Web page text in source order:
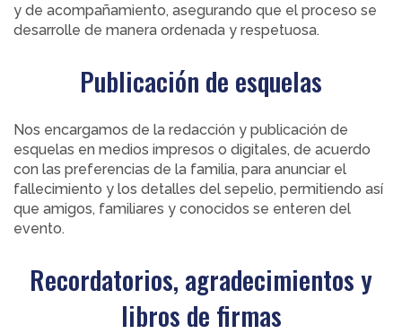
y de acompañamiento, asegurando que el proceso se
desarrolle de manera ordenada y respetuosa.
Publicación de esquelas
Nos encargamos de la redacción y publicación de
esquelas en medios impresos o digitales, de acuerdo
con las preferencias de la familia, para anunciar el
fallecimiento y los detalles del sepelio, permitiendo así
que amigos, familiares y conocidos se enteren del
evento.
Recordatorios, agradecimientos y
libros de firmas